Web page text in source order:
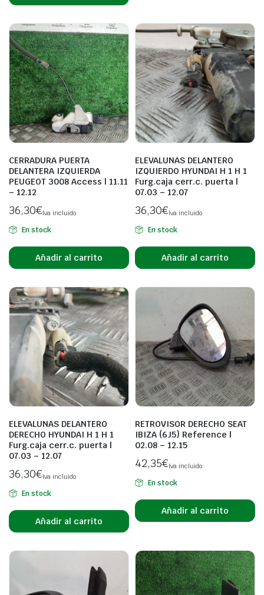
CERRADURA PUERTA
DELANTERA IZQUIERDA
PEUGEOT 3008 Access | 11.11
– 12.12
36,30€Iva incluido
En stock
Añadir al carrito
ELEVALUNAS DELANTERO
IZQUIERDO HYUNDAI H 1 H 1
Furg.caja cerr.c. puerta |
07.03 – 12.07
36,30€Iva incluido
En stock
Añadir al carrito
ELEVALUNAS DELANTERO
DERECHO HYUNDAI H 1 H 1
Furg.caja cerr.c. puerta |
07.03 – 12.07
36,30€Iva incluido
En stock
Añadir al carrito
RETROVISOR DERECHO SEAT
IBIZA (6J5) Reference |
02.08 – 12.15
42,35€Iva incluido
En stock
Añadir al carrito